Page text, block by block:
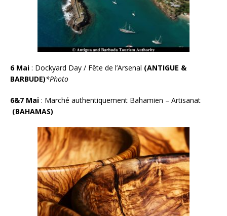
6 Mai : Dockyard Day / Fête de l’Arsenal (ANTIGUE &
BARBUDE)*Photo
6&7 Mai : Marché authentiquement Bahamien – Artisanat
(BAHAMAS)